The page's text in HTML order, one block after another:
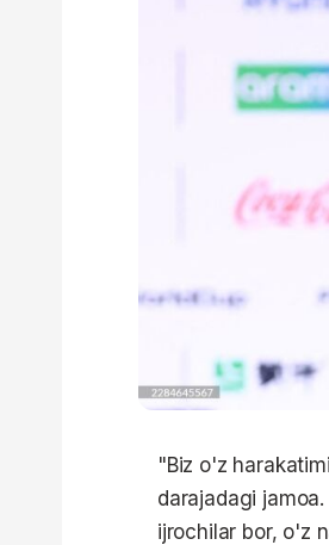
"Biz o'z
darajadagi
ijrochilar bor, o'z